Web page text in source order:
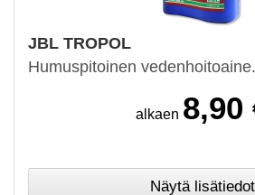
JBL TROPOL
Humuspitoinen
alkaen 8,90